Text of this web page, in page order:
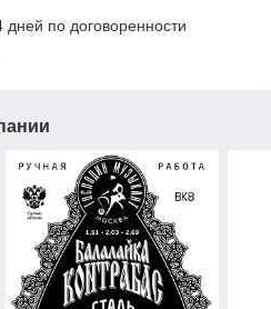
дней по договоренности